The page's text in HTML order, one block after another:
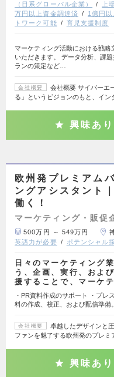
（日系グローバル企業）
上
万円以上資金調達済
1億円
トワーク可能
育児支援制度
マーケティング活動における戦略
いただきます。 データ分析、課
ランの策定など…
会社概要
会社概要 サイバーエ
る」というビジョンのもと、イ
興味あり
欧州発プレミアム
ングアシスタント
働く！
マーケティング・販促
500万円 ～ 549万円
英語力が必要
ポテンシャル
日々のマーケティング
う、企画、実行、およ
援することで、マーケ
・PR資料作成のサポート ・プレ
料の作成、校正、および配信準備
会社概要
卓越したデザインと
ファンを魅了する欧州発のプレ
興味あり